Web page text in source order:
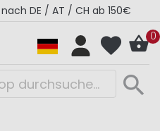
DE / AT / CH ab 150€
0